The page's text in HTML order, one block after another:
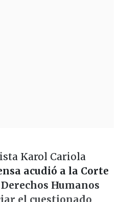
Karol Cariola
acudió a la Corte
Humanos
el cuestionado